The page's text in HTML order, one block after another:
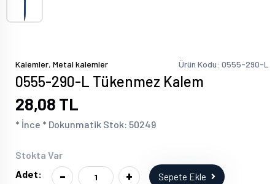
Kalemler, Metal kalemler Ürün Kodu: 0555-290-L
0555-290-L Tükenmez Kalem
28,08 TL
* İnce * Dokunmatik Stok: 50249
Stokta Var
Adet:
- + Sepete Ekle